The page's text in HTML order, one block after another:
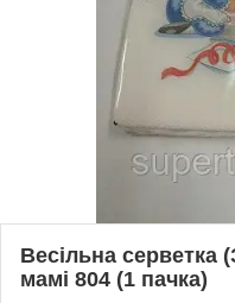
Весільна серветка
мамі 804 (1 пачка)